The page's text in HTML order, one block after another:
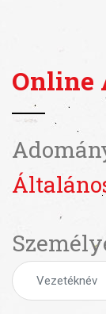
Online